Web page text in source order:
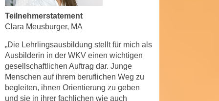
Teilnehmerstatement
Clara Meusburger, MA
„Die Lehrlingsausbildung stellt für mich als
Ausbilderin in der WKV einen wichtigen
gesellschaftlichen Auftrag dar. Junge
Menschen auf ihrem beruflichen Weg zu
begleiten, ihnen Orientierung zu geben
und sie in ihrer fachlichen wie auch
e
v
a
n
t
e
I
n
g
e
l
a
n
g
e
n
I